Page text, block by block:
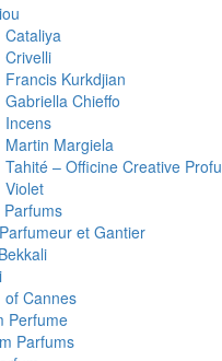
Crivelli
Francis Kurkdjian
Gabriella Chieffo
Incens
Martin Margiela
Tahité – Officine Creative
Violet
et Gantier
of Cannes
Perfume
Parfums